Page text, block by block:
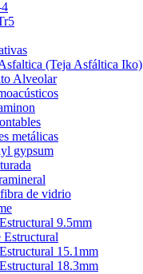
(Teja Asfáltica Iko)
Alveolar
metálicas
gypsum
de vidrio
9.5mm
15.1mm
18.3mm